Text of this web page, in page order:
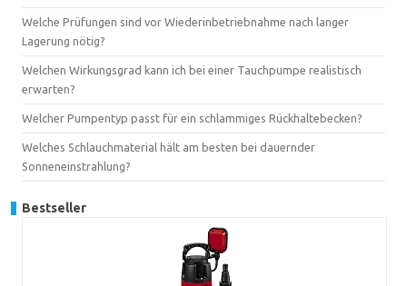
Welche Prüfungen sind vor Wiederinbetriebnahme nach langer
Lagerung nötig?
Welchen Wirkungsgrad kann ich bei einer Tauchpumpe realistisch
erwarten?
Welcher Pumpentyp passt für ein schlammiges Rückhaltebecken?
Welches Schlauchmaterial hält am besten bei dauernder
Sonneneinstrahlung?
Bestseller